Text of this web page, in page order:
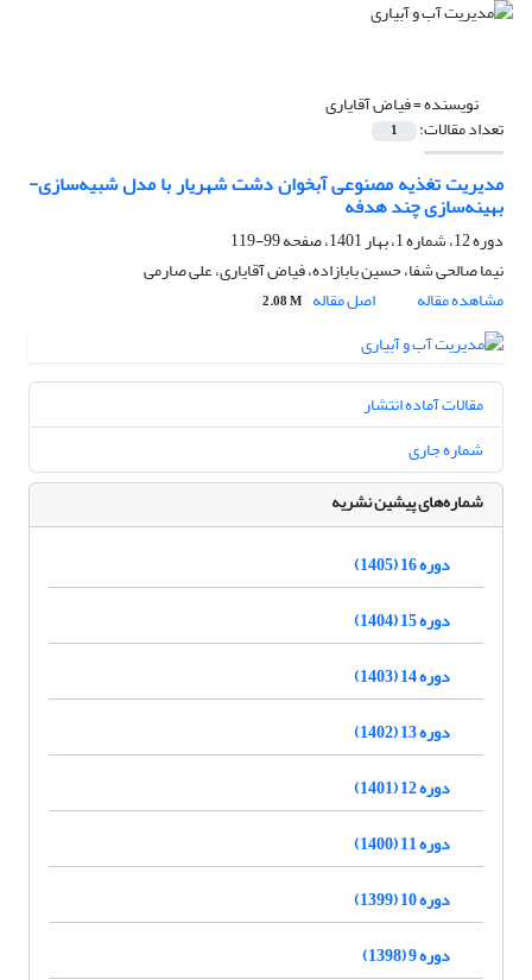
نویسنده =فیاض آقایاری
تعداد مقالات: 1
مدیریت تغذیه مصنوعی آبخوان دشت شهریار با مدل شبیه‌سازی-
بهینه‌سازی چند هدفه
دوره 12، شماره 1، بهار 1401، صفحه
99-119
نیما صالحی شفا، حسین بابازاده، فیاض آقایاری، علی صارمی
مشاهده مقاله
اصل مقاله 2.08 M
مقالات آماده انتشار
شماره جاری
شماره‌های پیشین نشریه
دوره 16 (1405)
دوره 15 (1404)
دوره 14 (1403)
دوره 13 (1402)
دوره 12 (1401)
دوره 11 (1400)
دوره 10 (1399)
دوره 9 (1398)